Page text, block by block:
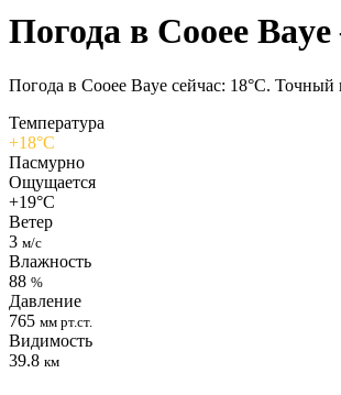
Погода в Cooee
Погода в Cooee Bayе сейчас: 18°C. Точный
Температура
+18°C
Пасмурно
Ощущается
+19°C
Ветер
3 м/с
Влажность
88 %
Давление
765 мм рт.ст.
Видимость
39.8 км